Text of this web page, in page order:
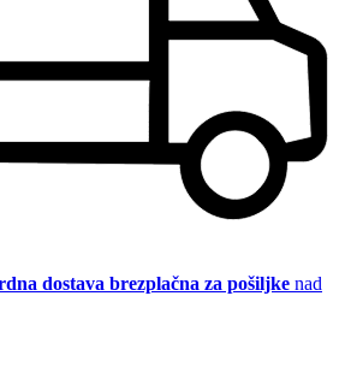
dostava brezplačna za pošiljke nad